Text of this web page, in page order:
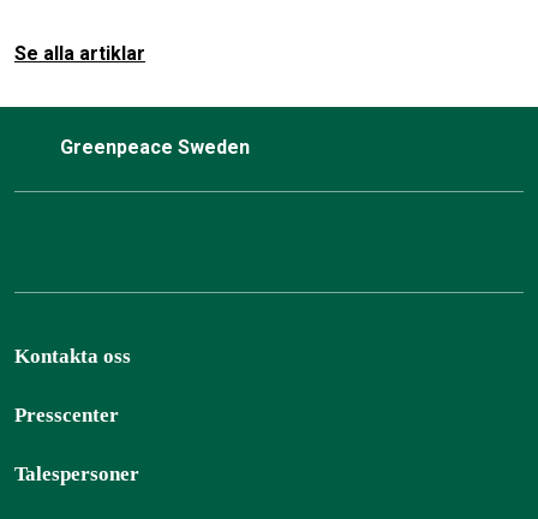
Se alla artiklar
Greenpeace Sweden
Kontakta oss
Presscenter
Talespersoner